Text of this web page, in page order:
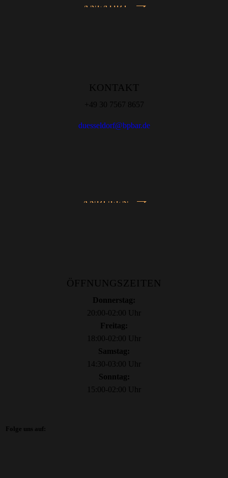
ANFAHRT
KONTAKT
+49 30 7567 8657
duesseldorf@bpbar.de
ANRUFEN
ÖFFNUNGSZEITEN
Donnerstag:
20:00-02:00 Uhr
Freitag:
18:00-02:00 Uhr
Samstag:
14:30-03:00 Uhr
Sonntag:
15:00-02:00 Uhr
Folge uns auf: